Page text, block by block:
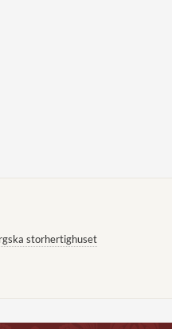
storhertighuset